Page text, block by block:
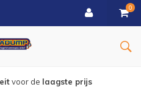
0
vanaf € 150